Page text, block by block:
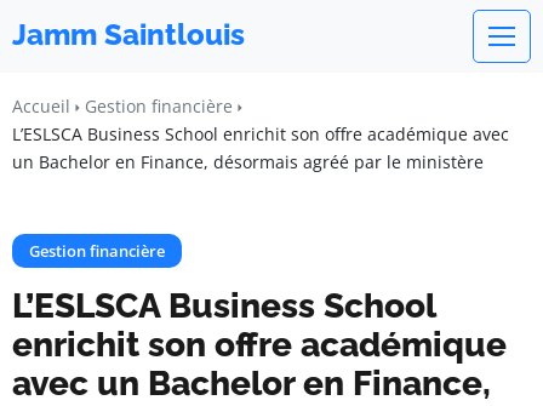
Jamm Saintlouis
Accueil
Gestion financière
L’ESLSCA Business School enrichit son offre académique avec
un Bachelor en Finance, désormais agréé par le ministère
Gestion financière
L’ESLSCA Business School
enrichit son offre académique
avec un Bachelor en Finance,